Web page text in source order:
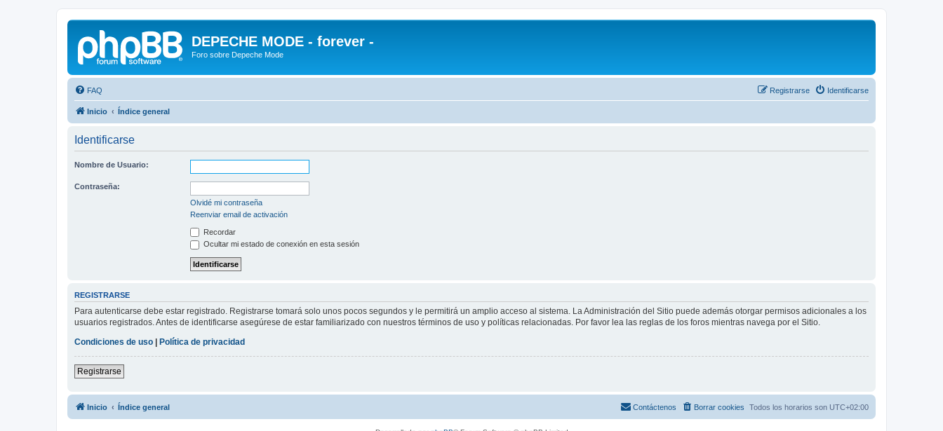
DEPECHE MODE - forever -
Foro sobre Depeche Mode
FAQ Identificarse
Registrarse
Inicio Índice general
Identificarse
Nombre de Usuario:
Contraseña:
Olvidé mi contraseña
Reenviar email de activación
Recordar
Ocultar mi estado de conexión en esta sesión
REGISTRARSE
Para autenticarse debe estar registrado. Registrarse tomará solo unos pocos segundos y le permitirá un amplio acceso al sistema. La Administración del Sitio puede además otorgar permisos adicionales a los
usuarios registrados. Antes de identificarse asegúrese de estar familiarizado con nuestros términos de uso y políticas relacionadas. Por favor lea las reglas de los foros mientras navega por el Sitio.
Condiciones de uso
Política de privacidad
Registrarse
Inicio Índice general Todos los horarios son UTC+02:00
Borrar cookies
Contáctenos